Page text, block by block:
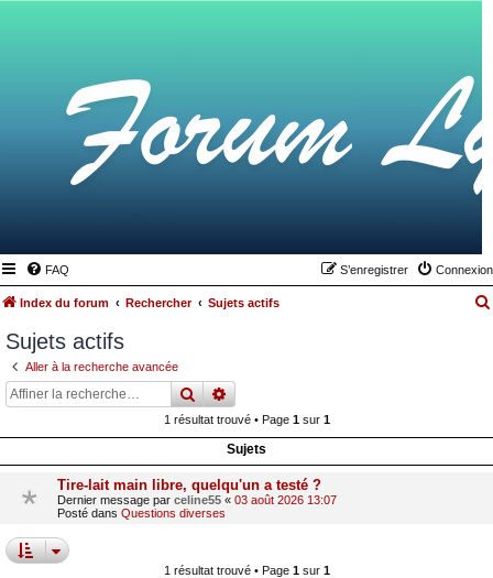
FAQ Connexion
S’enregistrer
Index du forum Rechercher Sujets actifs
Sujets actifs
Aller à la recherche avancée
rechercher
recherche
1 résultat trouvé • Page 1sur 1
Sujets
Tire-lait main libre, quelqu'un a testé ?
Dernier message par celine55 « 03 août 2026 13:07
Posté dans Questions diverses
1 résultat trouvé • Page 1sur 1